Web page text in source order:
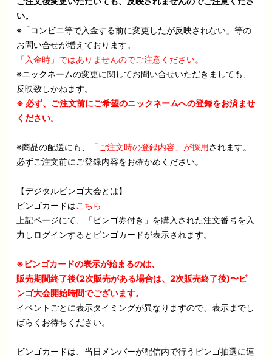
い。
※「コンビニ等で入金する前に変更したが反映されない」等の
お問い合せが増えております。
「入金時」ではありませんのでご注意ください。
※ニックネームの変更に関してお問い合せいただきましても、
反映致しかねます。
※ 必ず、ご注文前にご希望のニックネームへの登録をお済ませ
ください。
※商品の配送にも、 「ご注文時の登録内容」が採用されます。
必ずご注文前にご登録内容をお確かめください。
【デジタルビンゴ大会とは】
ビンゴカードはこちら
上記ページにて、「ビンゴ券付き」を購入された注文番号を入
力しログインするとビンゴカードが表示されます。
※ビンゴカードの表示が始まるのは、
販売期間終了後(2次販売がある場合は、2次販売終了後)〜ビ
ンゴ大会開始時間でございます。
イベントごとに表示タイミングが異なりますので、表示までし
ばらくお待ちください。
ビンゴカードは、当日メンバーが配信内で行うビンゴ抽選に連